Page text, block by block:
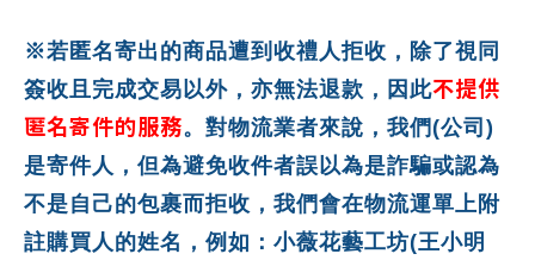
※若匿名寄出的商品遭到收禮人拒收，除了視同
簽收且完成交易以外，亦無法退款，因此不提供
匿名寄件的服務。對物流業者來說，我們(公司)
是寄件人，但為避免收件者誤以為是詐騙或認為
不是自己的包裹而拒收，我們會在物流運單上附
註購買人的姓名，例如：小薇花藝工坊(王小明